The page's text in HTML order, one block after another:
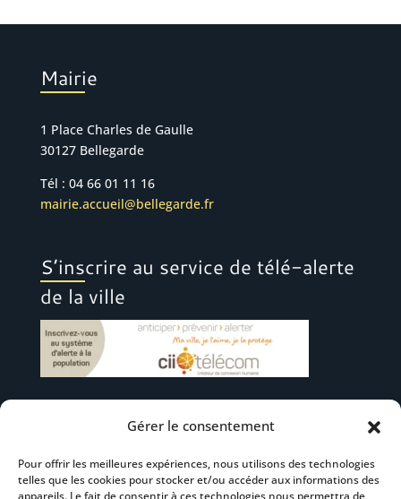
Gérer le consentement
Pour offrir les meilleures expériences, nous utilisons des technologies
telles que les cookies pour stocker et/ou accéder aux informations des
appareils. Le fait de consentir à ces technologies nous permettra de
Mairie
1 Place Charles de Gaulle
30127 Bellegarde
Tél : 04 66 01 11 16
mairie.accueil@bellegarde.fr
S’inscrire au service de télé-alerte
de la ville
Suivez-nous